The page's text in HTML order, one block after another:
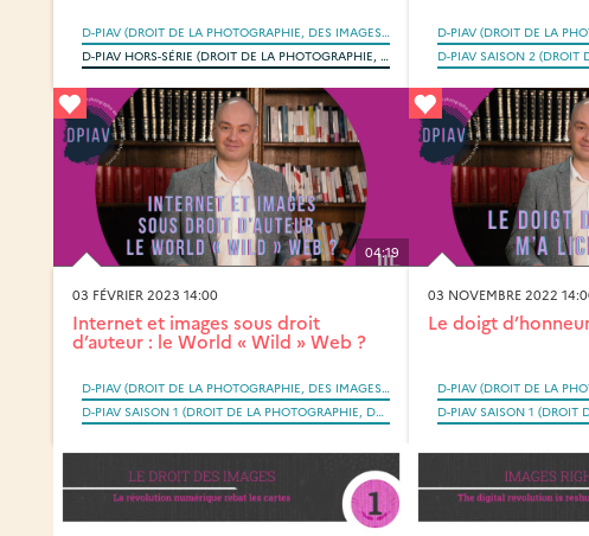
D-PIAV (DROIT DE LA PHOTOGRAPHIE, DES IMAGES ET DES ARTEFACTS VISUELS SAISI PAR LA RÉVOLUTION NUMÉRIQUE)
D-PIAV HORS-SÉRIE (DROIT DE LA PHOTOGRAPHIE, DES IMAGES ET DES ARTEFACTS VISUELS SAISI PAR LA RÉVOLUTION NUMÉRIQUE)
04:19
03 FÉVRIER 2023 14:00
Internet et images sous droit
d’auteur : le World « Wild » Web ?
D-PIAV (DROIT DE LA PHOTOGRAPHIE, DES IMAGES ET DES ARTEFACTS VISUELS SAISI PAR LA RÉVOLUTION NUMÉRIQUE)
D-PIAV SAISON 1 (DROIT DE LA PHOTOGRAPHIE, DES IMAGES ET DES ARTEFACTS VISUELS SAISI PAR LA RÉVOLUTION NUMÉRIQUE)
03 NOVEMBRE 2022
Le doigt